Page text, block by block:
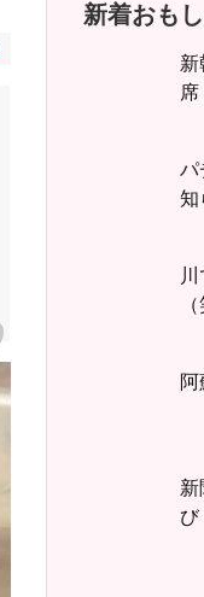
新着おも
新
席
パ
知
阿
新
び